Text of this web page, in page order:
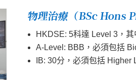
物理治療（BSc Hons
HKDSE: 5科達 Level 3，
A-Level: BBB，必須包括
IB: 30分，必須包括 Higher